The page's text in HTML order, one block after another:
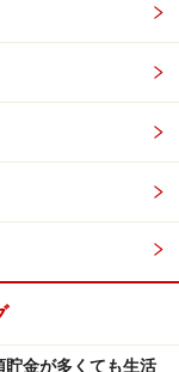
8/31まで）を実施
プレゼント
に参加が可能に
金が多くても生活